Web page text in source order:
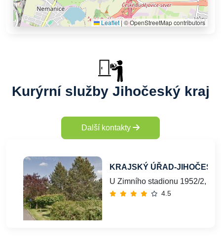
Leaflet |© OpenStreetMap contributors
Kurýrní služby Jihočeský kraj
Další kontakty
KRAJSKÝ ÚŘAD-
U Zimního stadionu 1952/2,
4.5